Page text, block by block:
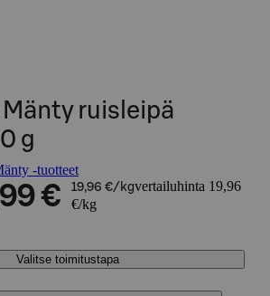
ruisleipä
g
-tuotteet
€ 19,96 €/kgvertailuhinta 19,96
€/kg
Valitse toimitustapa